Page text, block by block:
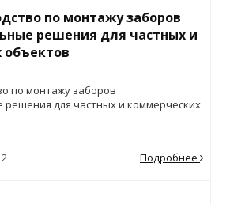
по монтажу заборов
решения для частных и
объектов
по монтажу заборов
для частных и коммерческих
Подробнее